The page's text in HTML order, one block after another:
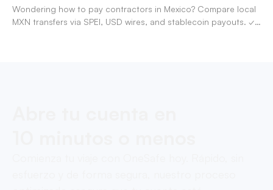
Wondering how to pay contractors in Mexico? Compare local
MXN transfers via SPEI, USD wires, and stablecoin payouts. ✓